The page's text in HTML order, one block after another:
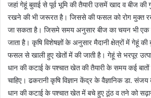
जहां गेहूं बुवाई से पूर्व भूमि की तैयारी उसमें खाद व बीज की
रखने की भी जरूरत है। जिससे की फसल को रोग मुक्त रख
जा सकता है। जिसमे समय अनुसार बीज का चयन भी एक
जाता है। कृषि विशेषज्ञों के अनुसार मैदानी क्षेत्रों में गेहूं
फसल से खाली हुए खेतों में की जाती है। गेहूं से भरपूर
धान की कटाई के पश्चात खेत की तैयारी के समय कई बातों
चाहिए। ढकरानी कृषि विज्ञान केंद्र के वैज्ञानिक डा. संजय
धान की कटाई के पश्चात खेत में बचे हुए ठूंठ व तने को